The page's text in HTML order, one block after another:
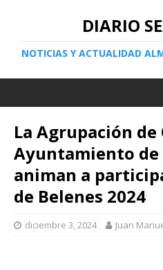
DIARIO
NOTICIAS Y ACTUALIDAD
La Agrupación
Ayuntamiento
animan a
de Belenes 2024
diciembre 3, 2024 Juan